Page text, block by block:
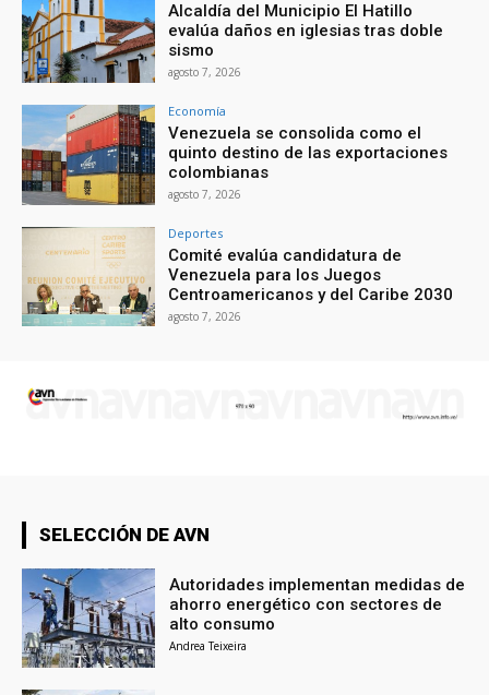
Alcaldía del Municipio El Hatillo
evalúa daños en iglesias tras doble
sismo
agosto 7, 2026
Economía
Venezuela se consolida como el
quinto destino de las exportaciones
colombianas
agosto 7, 2026
Deportes
Comité evalúa candidatura de
Venezuela para los Juegos
Centroamericanos y del Caribe 2030
agosto 7, 2026
SELECCIÓN DE AVN
Autoridades implementan medidas de
ahorro energético con sectores de
alto consumo
Andrea Teixeira